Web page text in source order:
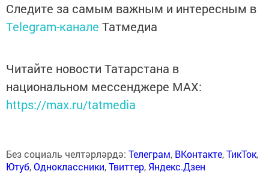
Следите за самым важным и интересным в
Telegram-канале Татмедиа
Читайте новости Татарстана в
национальном мессенджере MАХ:
https://max.ru/tatmedia
Без социаль челтәрләрдә: Телеграм, ВКонтакте,ТикТок,
Ютуб,Одноклассники,Твиттер, Яндекс.Дзен